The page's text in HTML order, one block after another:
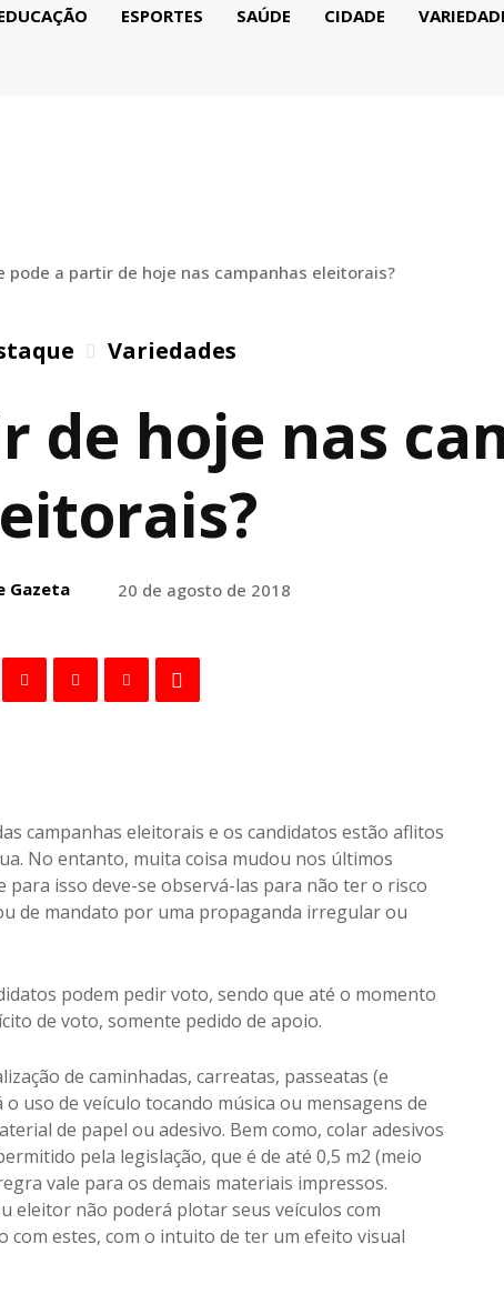
ESPORTES SAÚDE CIDADE
pode a partir de hoje nas campanhas eleitorais?
Variedades
de hoje nas
Gazeta 20 de agosto de 2018
campanhas eleitorais e os candidatos estão aflitos
No entanto, muita coisa mudou nos últimos
isso deve-se observá-las para não ter o risco
de mandato por uma propaganda irregular ou
podem pedir voto, sendo que até o momento
de voto, somente pedido de apoio.
de caminhadas, carreatas, passeatas (e
uso de veículo tocando música ou mensagens de
de papel ou adesivo. Bem como, colar adesivos
pela legislação, que é de até 0,5 m2 (meio
vale para os demais materiais impressos.
eleitor não poderá plotar seus veículos com
com estes, com o intuito de ter um efeito visual